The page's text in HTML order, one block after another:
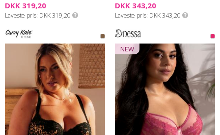
DKK 319,20
Laveste pris DKK 319,20
DKK 343,20
Laveste pris DKK 343,20
NEW